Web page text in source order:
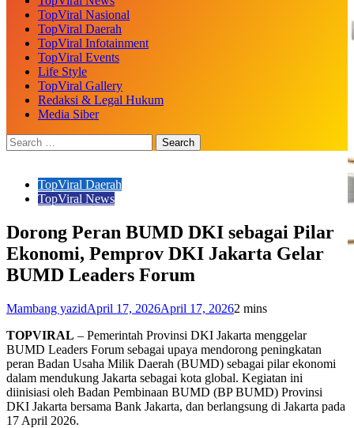
TopViral Nasional
TopViral Daerah
TopViral Infotainment
TopViral Events
Life Style
TopViral Gallery
Redaksi & Legal Hukum
Media Siber
TopViral Daerah
TopViral News
Dorong Peran BUMD DKI sebagai Pilar
Ekonomi, Pemprov DKI Jakarta Gelar
BUMD Leaders Forum
Mambang yazidApril 17, 2026April 17, 20262 mins
TOPVIRAL – Pemerintah Provinsi DKI Jakarta menggelar
BUMD Leaders Forum sebagai upaya mendorong peningkatan
peran Badan Usaha Milik Daerah (BUMD) sebagai pilar ekonomi
dalam mendukung Jakarta sebagai kota global. Kegiatan ini
diinisiasi oleh Badan Pembinaan BUMD (BP BUMD) Provinsi
DKI Jakarta bersama Bank Jakarta, dan berlangsung di Jakarta pada
17 April 2026.